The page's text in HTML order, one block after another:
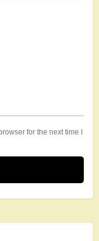
for the next time I